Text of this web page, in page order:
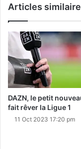
Articles
DAZN, le petit
fait rêver la Ligue 1
11 Oct 2023 17:20 pm